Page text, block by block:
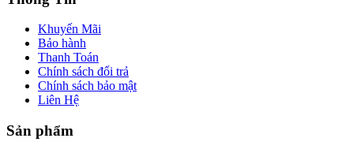
Khuyến Mãi
Bảo hành
Thanh Toán
Chính sách đổi trả
Chính sách bảo mật
Liên Hệ
Sản phẩm